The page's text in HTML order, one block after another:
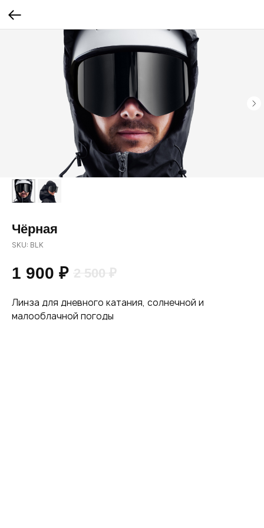
Чёрная
SKU: BLK
1 900 ₽ 2 500 ₽
Линза для дневного катания, солнечной и
малооблачной погоды